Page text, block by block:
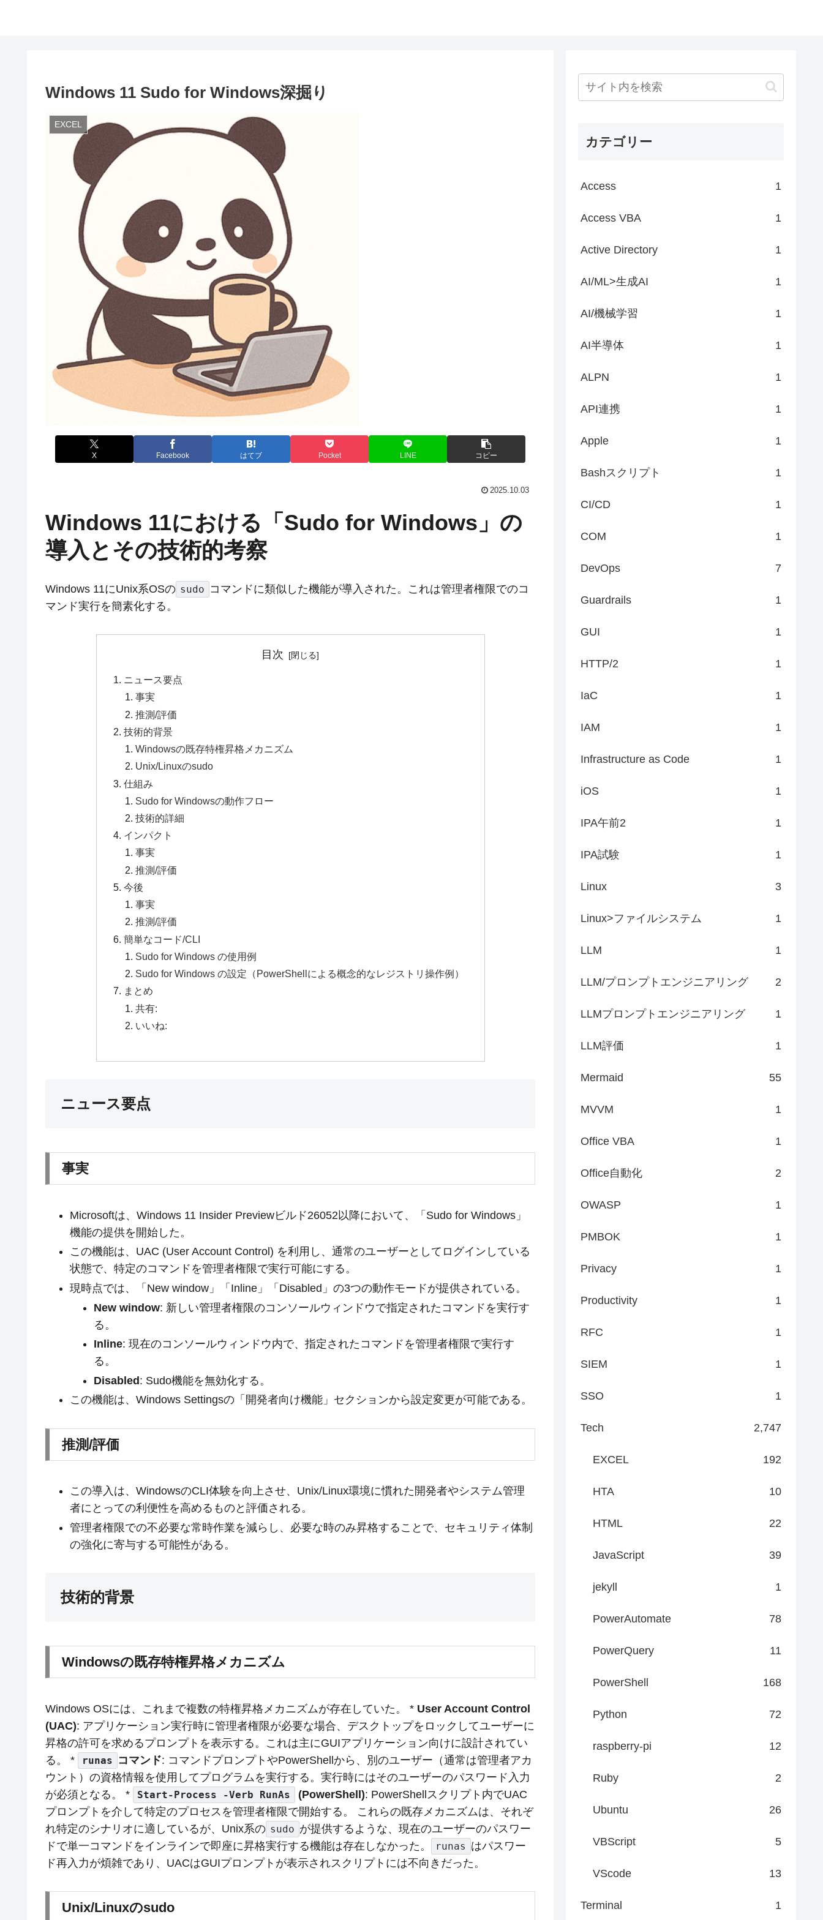
Windows 11 Sudo for Windows深掘り
EXCEL
X Facebook はてブ Pocket LINE コピー
2025.10.03
Windows 11における「Sudo for Windows」の
導入とその技術的考察
Windows 11にUnix系OSの sudo コマンドに類似した機能が導入された。これは管理者権限でのコ
マンド実行を簡素化する。
目次
ニュース要点
事実
推測/評価
技術的背景
Windowsの既存特権昇格メカニズム
Unix/Linuxのsudo
仕組み
Sudo for Windowsの動作フロー
技術的詳細
インパクト
事実
推測/評価
今後
事実
推測/評価
簡単なコード/CLI
Sudo for Windows の使用例
Sudo for Windows の設定（PowerShellによる概念的なレジストリ操作例）
まとめ
共有:
いいね:
ニュース要点
事実
Microsoftは、Windows 11 Insider Previewビルド26052以降において、「Sudo for Windows」
機能の提供を開始した。
この機能は、UAC (User Account Control) を利用し、通常のユーザーとしてログインしている
状態で、特定のコマンドを管理者権限で実行可能にする。
現時点では、「New window」「Inline」「Disabled」の3つの動作モードが提供されている。
New window: 新しい管理者権限のコンソールウィンドウで指定されたコマンドを実行す
る。
Inline: 現在のコンソールウィンドウ内で、指定されたコマンドを管理者権限で実行す
る。
Disabled: Sudo機能を無効化する。
この機能は、Windows Settingsの「開発者向け機能」セクションから設定変更が可能である。
推測/評価
この導入は、WindowsのCLI体験を向上させ、Unix/Linux環境に慣れた開発者やシステム管理
者にとっての利便性を高めるものと評価される。
管理者権限での不必要な常時作業を減らし、必要な時のみ昇格することで、セキュリティ体制
の強化に寄与する可能性がある。
技術的背景
Windowsの既存特権昇格メカニズム
Windows OSには、これまで複数の特権昇格メカニズムが存在していた。 * User Account Control
(UAC): アプリケーション実行時に管理者権限が必要な場合、デスクトップをロックしてユーザーに
昇格の許可を求めるプロンプトを表示する。これは主にGUIアプリケーション向けに設計されてい
る。 *
runas コマンド: コマンドプロンプトやPowerShellから、別のユーザー（通常は管理者アカ
ウント）の資格情報を使用してプログラムを実行する。実行時にはそのユーザーのパスワード入力
が必須となる。 *
Start-Process -Verb RunAs (PowerShell): PowerShellスクリプト内でUAC
プロンプトを介して特定のプロセスを管理者権限で開始する。 これらの既存メカニズムは、それぞ
れ特定のシナリオに適しているが、Unix系の sudo が提供するような、現在のユーザーのパスワー
ドで単一コマンドをインラインで即座に昇格実行する機能は存在しなかった。
runas はパスワー
ド再入力が煩雑であり、UACはGUIプロンプトが表示されスクリプトには不向きだった。
Unix/Linuxのsudo
カテゴリー
Access 1
Access VBA 1
Active Directory 1
AI/ML>生成AI 1
AI/機械学習 1
AI半導体 1
ALPN 1
API連携 1
Apple 1
Bashスクリプト 1
CI/CD 1
COM 1
DevOps 7
Guardrails 1
GUI 1
HTTP/2 1
IaC 1
IAM 1
Infrastructure as Code 1
iOS 1
IPA午前2 1
IPA試験 1
Linux 3
Linux>ファイルシステム 1
LLM 1
LLM/プロンプトエンジニアリング 2
LLMプロンプトエンジニアリング 1
LLM評価 1
Mermaid 55
MVVM 1
Office VBA 1
Office自動化 2
OWASP 1
PMBOK 1
Privacy 1
Productivity 1
RFC 1
SIEM 1
SSO 1
Tech 2,747
EXCEL 192
HTA 10
HTML 22
JavaScript 39
jekyll 1
PowerAutomate 78
PowerQuery 11
PowerShell 168
Python 72
raspberry-pi 12
Ruby 2
Ubuntu 26
VBScript 5
VScode 13
Terminal 1